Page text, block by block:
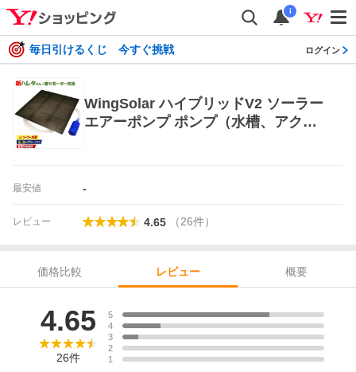
i
毎日引けるくじ 今すぐ挑戦 ログイン
WingSolar ハイブリッドV2 ソーラー
エアーポンプ ポンプ（水槽、アクア
最安値 -
レビュー 4.65 （26件）
価格比較 レビュー
概要
4.65
26件
5
4
3
2
1